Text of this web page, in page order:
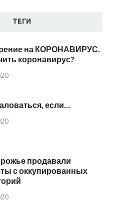
ТЕГИ
на КОРОНАВИРУС.
коронавирус?
если…
продавали
с оккупированных